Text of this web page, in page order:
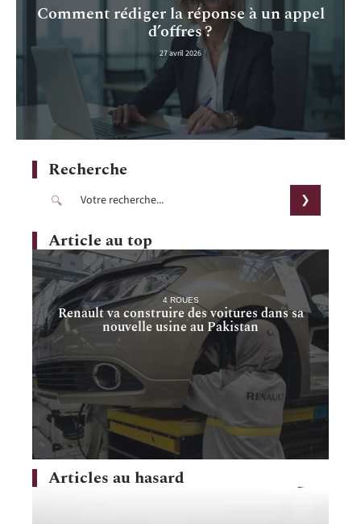
Comment rédiger la réponse à un appel
d’offres ?
27 avril 2026
Recherche
Article au top
4 ROUES
Renault va construire des voitures dans sa
nouvelle usine au Pakistan
Articles au hasard